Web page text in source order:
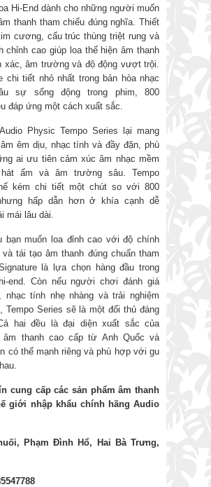
Hi-End dành cho những người muốn
thanh tham chiếu đúng nghĩa. Thiết
cương, cấu trúc thùng triệt rung và
chỉnh cao giúp loa thể hiện âm thanh
xác, âm trường và độ động vượt trội.
chi tiết nhỏ nhất trong bản hòa nhạc
sự sống động trong phim, 800
đáp ứng một cách xuất sắc.
Physic Tempo Series lại mang
êm dịu, nhạc tính và đầy đặn, phù
ai ưu tiên cảm xúc âm nhạc mềm
ấm và âm trường sâu. Tempo
kém chi tiết một chút so với 800
hấp dẫn hơn ở khía cạnh dễ
mái lâu dài.
bạn muốn loa đỉnh cao với độ chính
tái tạo âm thanh đúng chuẩn tham
là lựa chọn hàng đầu trong
end. Còn nếu người chơi đánh giá
nhạc tính nhẹ nhàng và trải nghiệm
Tempo Series sẽ là một đối thủ đáng
hai đều là đại diện xuất sắc của
âm thanh cao cấp từ Anh Quốc và
có thế mạnh riêng và phù hợp với gu
cung cấp các sản phẩm âm thanh
giới nhập khẩu chính hãng Audio
Phạm Đình Hổ, Hai Bà Trưng,